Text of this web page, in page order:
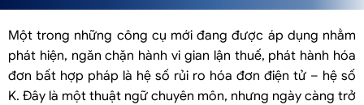
Một trong những công cụ mới đang được áp dụng nhằm
phát hiện, ngăn chặn hành vi gian lận thuế, phát hành hóa
đơn bất hợp pháp là hệ số rủi ro hóa đơn điện tử – hệ số
K. Đây là một thuật ngữ chuyên môn, nhưng ngày càng trở